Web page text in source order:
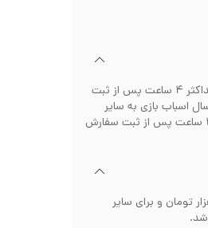
ارسال اسباب بازی در شهر تهران، حداکثر ۴ ساعت پس از ثبت
اسباب بازی به سایر
شهرستان ها، حداکثر بین ۲۴ تا ۴۸ ساعت پس از ثبت سفارش
ارسال برای شهر تهران ۲۰۰ هزار تومان و برای سایر